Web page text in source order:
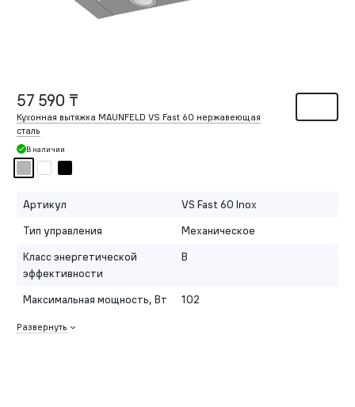
57 590 ₸
Кухонная вытяжка MAUNFELD VS Fast 60 нержавеющая
сталь
В наличии
Артикул
VS Fast 60 Inox
Тип управления
Механическое
Класс энергетической
эффективности
B
Максимальная мощность, Вт 102
Развернуть